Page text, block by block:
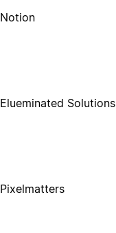
Notion
Elueminated Solutions
Pixelmatters